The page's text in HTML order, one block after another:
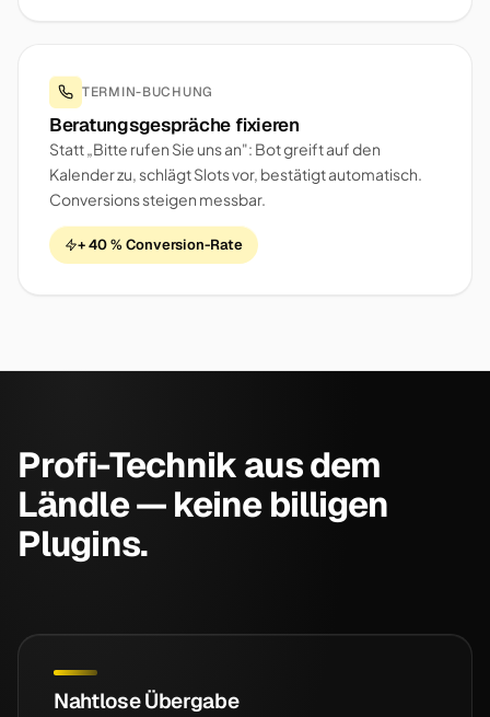
TERMIN-BUCHUNG
Beratungsgespräche fixieren
Statt „Bitte rufen Sie uns an": Bot greift auf den
Kalender zu, schlägt Slots vor, bestätigt automatisch.
Conversions steigen messbar.
+ 40 % Conversion-Rate
Profi-Technik aus dem
Ländle — keine billigen
Plugins.
Nahtlose Übergabe